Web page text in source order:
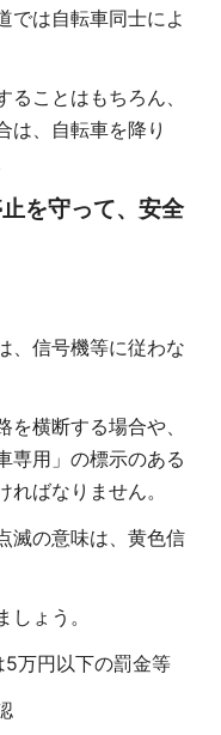
では自転車同士によ
ことはもちろん、
は、自転車を降り
を守って、安全
、信号機等に従わな
横断する場合や、
専用」の標示のある
ばなりません。
滅の意味は、黄色信
ょう。
円以下の罰金等